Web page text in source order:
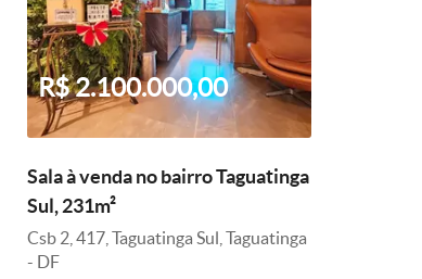
R$ 2.100.000,00
Sala à venda no bairro Taguatinga
Sul, 231m²
Csb 2, 417, Taguatinga Sul, Taguatinga
- DF